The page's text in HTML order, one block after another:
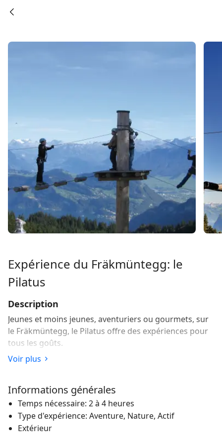
Expérience du Fräkmüntegg: le
Pilatus
Description
Jeunes et moins jeunes, aventuriers ou gourmets, sur
le Fräkmüntegg, le Pilatus offre des expériences pour
tous les goûts.
Alpage du dragon
Sur l’alpage du dragon «Drachenalp», de nombreuses
expériences attendent les visiteurs autour de la
grande aire de grillades. L’alpage Drachenalp lui-même
est l’endroit idéal pour faire sa pause de midi autour
d’un bon barbecue. Le petit kiosque permet d’apaiser
Voir plus
Informations générales
Temps nécessaire: 2 à 4 heures
Type d'expérience: Aventure, Nature, Actif
Extérieur